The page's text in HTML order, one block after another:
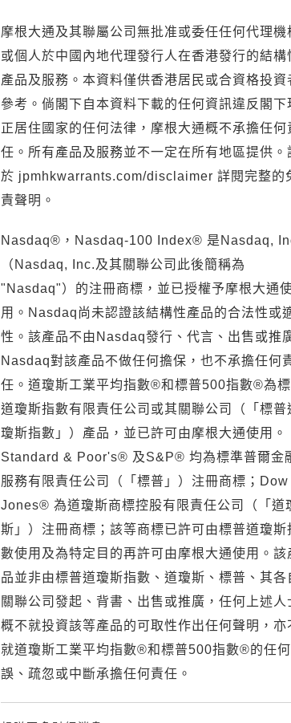
摩根大通及其聯屬公司無批准或委任任何代理機
或個人於中國內地代理發行人在香港發行的結構
產品及服務。本資料僅供香港居民或合資格投資
參考。倘閣下自本資料下載的任何資訊違反閣下
正居住國家的任何法律，摩根大通概不承擔任何
任。所有產品及服務並不一定在所有地區提供。
於 jpmhkwarrants.com/disclaimer 詳閱完整的
責聲明。
Nasdaq®，Nasdaq-100 Index® 是Nasdaq,
（Nasdaq, Inc.及其關聯公司此後簡稱為
"Nasdaq"）的注冊商標，並已授權予摩根大通
用。Nasdaq尚未認證該結構性產品的合法性或
性。該產品不由Nasdaq發行、代言、出售或推
Nasdaq對該產品不做任何擔保，也不承擔任何
任。道瓊斯工業平均指數®和標普500指數®為
道瓊斯指數有限責任公司或其關聯公司（「標普
瓊斯指數」）產品，並已許可由摩根大通使用。
Standard & Poor's® 及S&P® 均為標準普爾金
服務有限責任公司（「標普」）注冊商標；Dow
Jones® 為道瓊斯商標控股有限責任公司（「道
斯」）注冊商標；該等商標已許可由標普道瓊斯
數使用及為特定目的再許可由摩根大通使用。該
品並非由標普道瓊斯指數、道瓊斯、標普、其各
關聯公司發起、背書、出售或推廣，任何上述人
概不就投資該等產品的可取性作出任何聲明，亦
就道瓊斯工業平均指數®和標普500指數®的任
誤、疏忽或中斷承擔任何責任。